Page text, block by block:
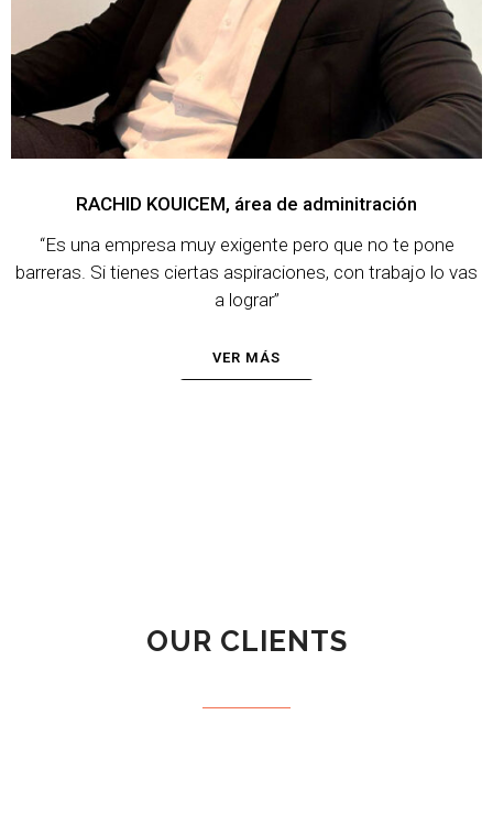
RACHID KOUICEM, área de adminitración
“Es una empresa muy exigente pero que no te pone
barreras. Si tienes ciertas aspiraciones, con trabajo lo vas
a lograr”
VER MÁS
OUR CLIENTS